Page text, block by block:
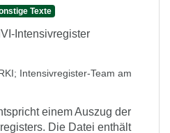
Texte
Intensivregister
; Intensivregister-Team am
einem Auszug der
Die Datei enthält